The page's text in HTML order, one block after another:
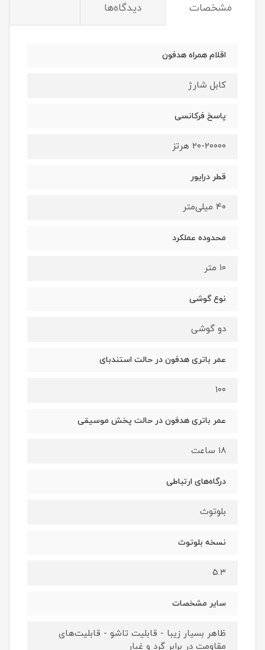
مشخصات دیدگاه‌ها
اقلام همراه هدفون
کابل شارژ
پاسخ فرکانسی
۲۰-۲۰۰۰۰ هرتز
قطر درایور
۴۰ میلی‌متر
محدوده عملکرد
۱۰ متر
نوع گوشی
دو گوشی
عمر باتری هدفون در حالت استندبای
۱۰۰
عمر باتری هدفون در حالت پخش موسیقی
۱۸ ساعت
درگاه‌های ارتباطی
بلوتوث
نسخه بلوتوث
۵.۳
سایر مشخصات
ظاهر بسیار زیبا - قابلیت تاشو - قابلیت‌های
مقاومت در برابر گرد و غبار